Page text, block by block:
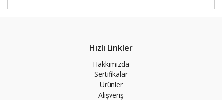
Hızlı Linkler
Hakkımızda
Sertifikalar
Ürünler
Alışveriş